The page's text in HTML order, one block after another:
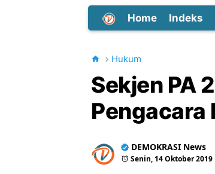
Home Indeks
Hukum
Sekjen PA
Pengacara
DEMOKRASI News
Senin, 14 Oktober 2019